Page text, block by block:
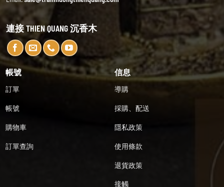
連接 THIEN QUANG 沉香木
帳號
訂單
帳號
購物車
訂單查詢
信息
導購
採購、配送
隱私政策
使用條款
退貨政策
接觸